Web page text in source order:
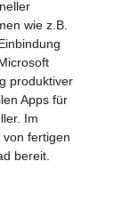
wie z.B.
produktiver
Apps für
Im
fertigen
bereit.